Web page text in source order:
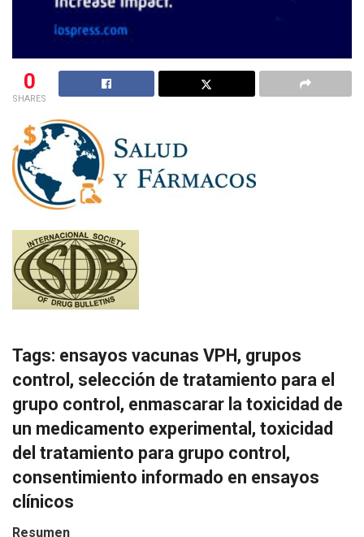
0
SHARES
Tags: ensayos vacunas VPH, grupos
control, selección de tratamiento para el
grupo control, enmascarar la toxicidad de
un medicamento experimental, toxicidad
del tratamiento para grupo control,
consentimiento informado en ensayos
clínicos
Resumen